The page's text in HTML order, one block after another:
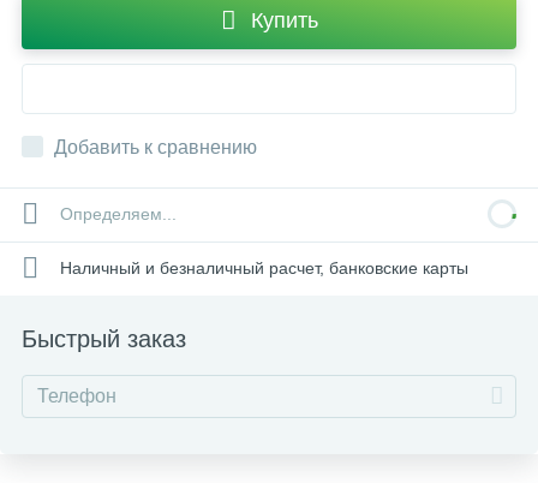
Купить
Добавить к сравнению
Определяем...
Наличный и безналичный расчет, банковские карты
Быстрый заказ